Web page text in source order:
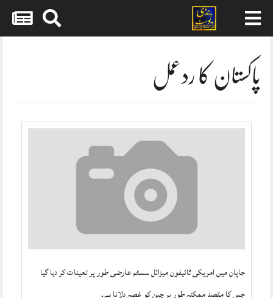
content
پاکستان کا ردعمل
جاپان میں امریکی ٹائیفون میزائل سسٹم عارضی طور پر تعینات کر دیا گیا
جس کا مقصد ممکنہ طور پر چین کو غصہ دلانا ہے۔